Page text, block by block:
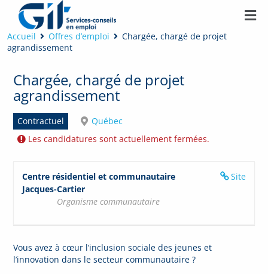
Accueil Offres d’emploi
Chargée, chargé de projet
agrandissement
Chargée, chargé de projet
agrandissement
Contractuel
Québec
Les candidatures sont actuellement fermées.
Site
Centre résidentiel et communautaire
Jacques-Cartier
Organisme communautaire
Vous avez à cœur l’inclusion sociale des jeunes et
l’innovation dans le secteur communautaire ?